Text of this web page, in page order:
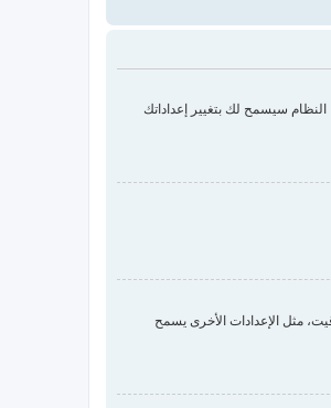
سيسمح لك بتغيير إعداداتك
مثل الإعدادات الأخرى يسمح